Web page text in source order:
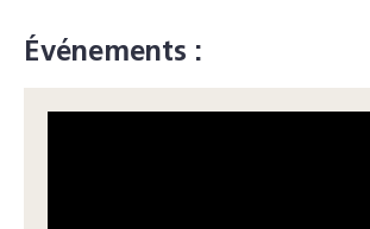
Événements :